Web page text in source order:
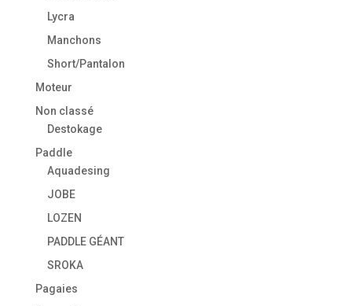
Lycra
Manchons
Short/Pantalon
Moteur
Non classé
Destokage
Paddle
Aquadesing
JOBE
LOZEN
PADDLE GÉANT
SROKA
Pagaies